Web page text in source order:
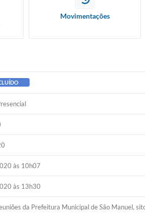
Movimentações
às 10h07
às 13h30
da Prefeitura Municipal de São Manuel,